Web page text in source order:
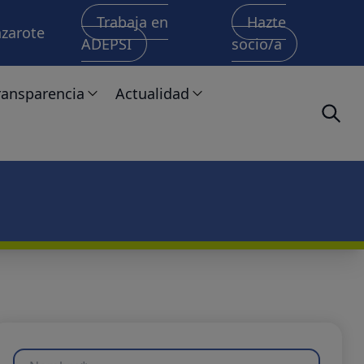
Trabaja en
ADEPSI
Hazte
socio/a
Retribuciones
Actualidad